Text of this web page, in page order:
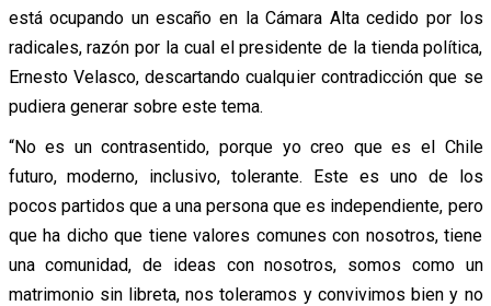
está ocupando un escaño en la Cámara Alta cedido por los
radicales, razón por la cual el presidente de la tienda política,
Ernesto Velasco, descartando cualquier contradicción que se
pudiera generar sobre este tema.
“No es un contrasentido, porque yo creo que es el Chile
futuro, moderno, inclusivo, tolerante. Este es uno de los
pocos partidos que a una persona que es independiente, pero
que ha dicho que tiene valores comunes con nosotros, tiene
una comunidad, de ideas con nosotros, somos como un
matrimonio sin libreta, nos toleramos y convivimos bien y no